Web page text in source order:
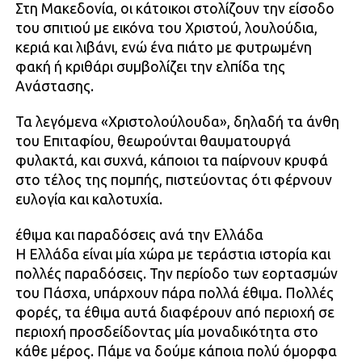
Στη Μακεδονία, οι κάτοικοι στολίζουν την είσοδο
του σπιτιού με εικόνα του Χριστού, λουλούδια,
κεριά και λιβάνι, ενώ ένα πιάτο με φυτρωμένη
φακή ή κριθάρι συμβολίζει την ελπίδα της
Ανάστασης.
Τα λεγόμενα «Χριστολούλουδα», δηλαδή τα άνθη
του Επιταφίου, θεωρούνται θαυματουργά
φυλακτά, και συχνά, κάποιοι τα παίρνουν κρυφά
στο τέλος της πομπής, πιστεύοντας ότι φέρνουν
ευλογία και καλοτυχία.
έθιμα και παραδόσεις ανά την Ελλάδα
Η Ελλάδα είναι μία χώρα με τεράστια ιστορία και
πολλές παραδόσεις. Την περίοδο των εορτασμών
του Πάσχα, υπάρχουν πάρα πολλά έθιμα. Πολλές
φορές, τα έθιμα αυτά διαφέρουν από περιοχή σε
περιοχή προσδείδοντας μία μοναδικότητα στο
κάθε μέρος. Πάμε να δούμε κάποια πολύ όμορφα